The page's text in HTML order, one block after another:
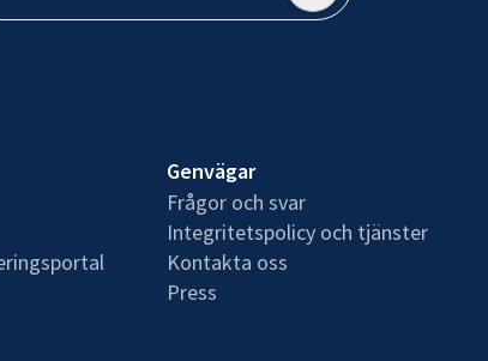
Genvägar
Frågor och svar
Integritetspolicy och tjänster
Kontakta oss
Press